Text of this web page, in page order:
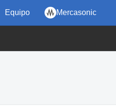
Equipo Mercasonic